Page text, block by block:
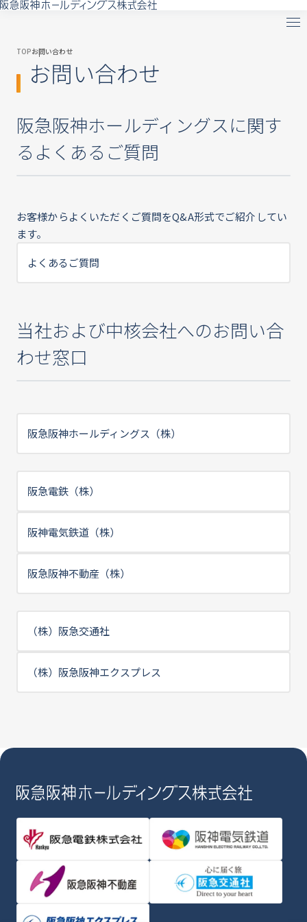
TOPお問い合わせ
お問い合わせ
阪急阪神ホールディングスに関す
るよくあるご質問
お客様からよくいただくご質問をQ&A形式でご紹介してい
ます。
よくあるご質問
当社および中核会社へのお問い合
わせ窓口
阪急阪神ホールディングス（株）
阪急電鉄（株）
阪神電気鉄道（株）
阪急阪神不動産（株）
（株）阪急交通社
（株）阪急阪神エクスプレス